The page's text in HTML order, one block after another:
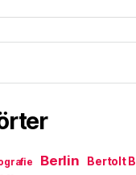
Berlin Bertolt